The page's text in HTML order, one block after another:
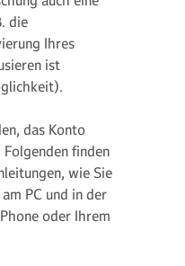
die
Ihres
ist
das Konto
finden
wie Sie
PC und in der
oder Ihrem